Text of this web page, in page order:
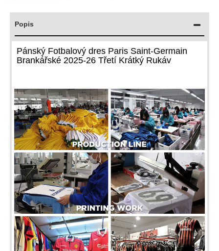
Popis
Pánský Fotbalový dres Paris Saint-Germain
Brankářské 2025-26 Třetí Krátký Rukáv